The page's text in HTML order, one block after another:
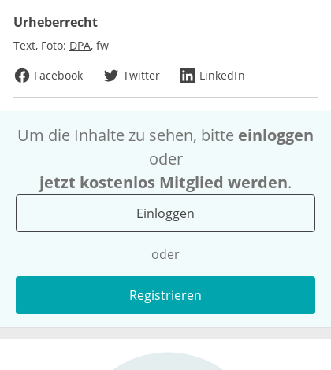
Urheberrecht
Text, Foto: DPA fw
Facebook
Twitter LinkedIn
Um die Inhalte zu sehen, bitte einloggen
oder
jetzt kostenlos Mitglied werden.
Einloggen
oder
Registrieren